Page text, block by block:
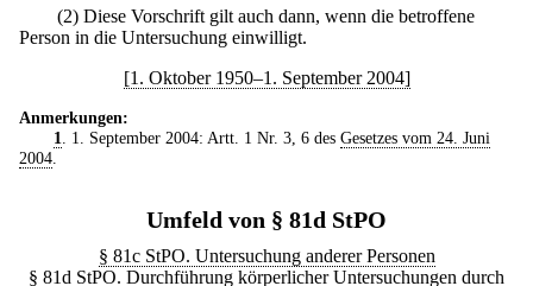
(2) Diese Vorschrift gilt auch dann, wenn die betroffene
Person in die Untersuchung einwilligt.
[1. Oktober 1950–1. September 2004]
Anmerkungen:
1
. 1. September 2004: Artt. 1 Nr. 3, 6 des Gesetzes vom 24. Juni
2004
Umfeld von § 81d StPO
§ 81c StPO. Untersuchung anderer Personen
§ 81d StPO. Durchführung körperlicher Untersuchungen durch